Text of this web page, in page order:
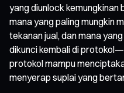
yang diunlock
mana yang paling mungkin
tekanan jual, dan mana
dikunci kembali di
protokol mampu
menyerap suplai yang